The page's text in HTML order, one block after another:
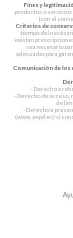
Fines y
productos o
(con el
Criterios de
tiempo del
existan
sea necesario
adecuadas para
Comunicación de los
- Derecho a
- Derecho de acceso,
de
- Derecho a
(www.aepd.es) si